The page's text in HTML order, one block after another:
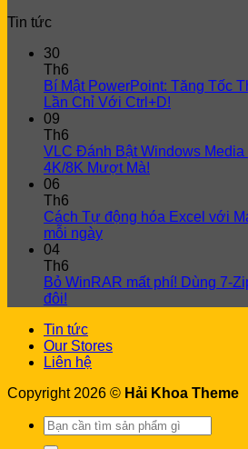
Tin tức
30
Th6
Bí Mật PowerPoint: Tăng Tốc
Lần Chỉ Với Ctrl+D!
09
Th6
VLC Đánh Bật Windows
4K/8K Mượt Mà!
06
Th6
Cách Tự động hóa Excel với
mỗi ngày
04
Th6
Bỏ WinRAR mất phí! Dùng 7-
đôi!
Tin tức
Our Stores
Liên hệ
Copyright 2026 © Hải Khoa Theme
Search
for: